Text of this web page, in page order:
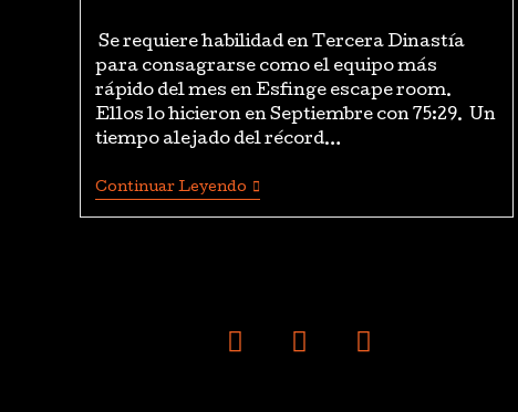
Se requiere habilidad en Tercera Dinastía
para consagrarse como el equipo más
rápido del mes en Esfinge escape room.
Ellos lo hicieron en Septiembre con 75:29. Un
tiempo alejado del récord…
Continuar Leyendo